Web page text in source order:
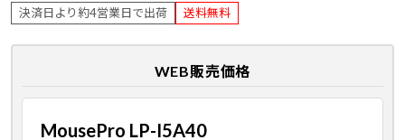
決済日より約4営業日で出荷 送料無料
WEB販売価格
MousePro LP-I5A40